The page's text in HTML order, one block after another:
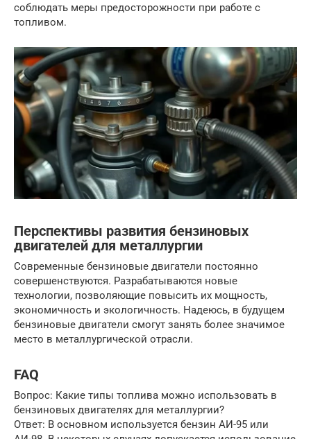
соблюдать меры предосторожности при работе с
топливом.
Перспективы развития бензиновых
двигателей для металлургии
Современные бензиновые двигатели постоянно
совершенствуются. Разрабатываются новые
технологии, позволяющие повысить их мощность,
экономичность и экологичность. Надеюсь, в будущем
бензиновые двигатели смогут занять более значимое
место в металлургической отрасли.
FAQ
Вопрос: Какие типы топлива можно использовать в
бензиновых двигателях для металлургии?
Ответ: В основном используется бензин АИ-95 или